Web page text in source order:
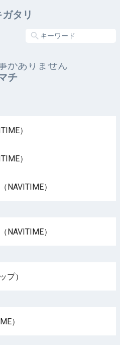
タリ
がありません
チ
）
）
NAVITIME）
NAVITIME）
プ）
）